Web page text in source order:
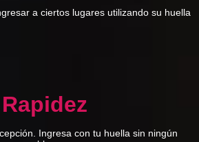
a ciertos lugares utilizando su huella
Rapidez
Ingresa con tu huella sin ningún